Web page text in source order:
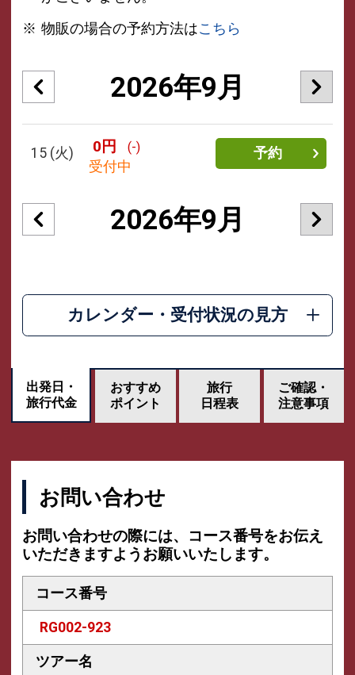
物販の場合の予約方法はこちら
2026年9月
15 (火) 0円 (-)
受付中
予約
2026年9月
カレンダー・受付状況の見方
出発日・
旅行代金
おすすめ
ポイント
旅行
日程表
ご確認・
注意事項
お問い合わせ
お問い合わせの際には、コース番号をお伝え
いただきますようお願いいたします。
コース番号
RG002-923
ツアー名